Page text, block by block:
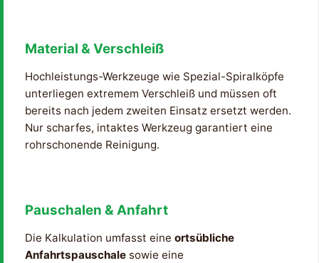
Material & Verschleiß
Hochleistungs-Werkzeuge wie Spezial-Spiralköpfe
unterliegen extremem Verschleiß und müssen oft
bereits nach jedem zweiten Einsatz ersetzt werden.
Nur scharfes, intaktes Werkzeug garantiert eine
rohrschonende Reinigung.
Pauschalen & Anfahrt
Die Kalkulation umfasst eine ortsübliche
Anfahrtspauschale sowie eine